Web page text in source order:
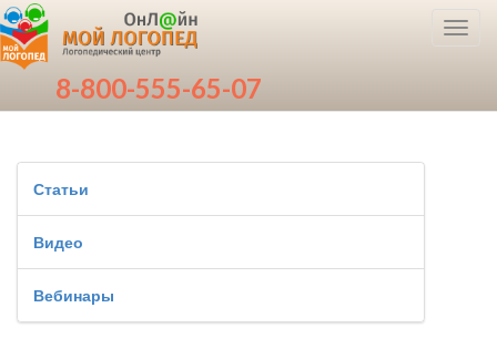
8-800-555-65-07
Статьи
Видео
Вебинары